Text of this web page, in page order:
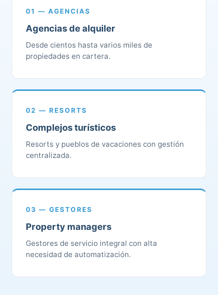
01 — AGENCIAS
Agencias de alquiler
Desde cientos hasta varios miles de
propiedades en cartera.
02 — RESORTS
Complejos turísticos
Resorts y pueblos de vacaciones con gestión
centralizada.
03 — GESTORES
Property managers
Gestores de servicio integral con alta
necesidad de automatización.